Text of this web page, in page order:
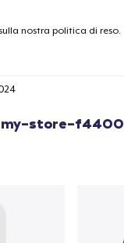
nostra politica di reso.
my-store-
1